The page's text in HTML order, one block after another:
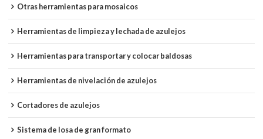
Otras herramientas para mosaicos
Herramientas de limpieza y lechada de azulejos
Herramientas para transportar y colocar baldosas
Herramientas de nivelación de azulejos
Cortadores de azulejos
Sistema de losa de gran formato